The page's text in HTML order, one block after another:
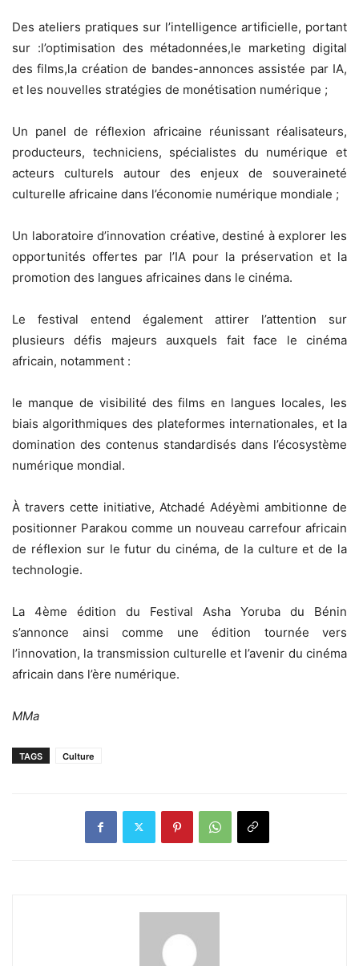
Des ateliers pratiques sur l’intelligence artificielle, portant
sur :l’optimisation des métadonnées,le marketing digital
des films,la création de bandes-annonces assistée par IA,
et les nouvelles stratégies de monétisation numérique ;
Un panel de réflexion africaine réunissant réalisateurs,
producteurs, techniciens, spécialistes du numérique et
acteurs culturels autour des enjeux de souveraineté
culturelle africaine dans l’économie numérique mondiale ;
Un laboratoire d’innovation créative, destiné à explorer les
opportunités offertes par l’IA pour la préservation et la
promotion des langues africaines dans le cinéma.
Le festival entend également attirer l’attention sur
plusieurs défis majeurs auxquels fait face le cinéma
africain, notamment :
le manque de visibilité des films en langues locales, les
biais algorithmiques des plateformes internationales, et la
domination des contenus standardisés dans l’écosystème
numérique mondial.
À travers cette initiative, Atchadé Adéyèmi ambitionne de
positionner Parakou comme un nouveau carrefour africain
de réflexion sur le futur du cinéma, de la culture et de la
technologie.
La 4ème édition du Festival Asha Yoruba du Bénin
s’annonce ainsi comme une édition tournée vers
l’innovation, la transmission culturelle et l’avenir du cinéma
africain dans l’ère numérique.
MMa
TAGS Culture